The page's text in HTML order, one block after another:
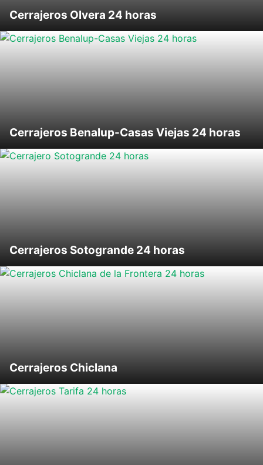
Cerrajeros Olvera 24 horas
Cerrajeros Benalup-Casas Viejas 24 horas
Cerrajeros Sotogrande 24 horas
Cerrajeros Chiclana